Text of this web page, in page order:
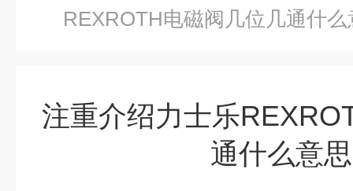
REXROTH电磁阀几位几通什
注重介绍力士乐
通什么意